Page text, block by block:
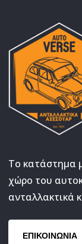
Το κατάστημα
χώρο του
ανταλλακτικά
ΕΠΙΚΟΙΝΩΝΙΑ